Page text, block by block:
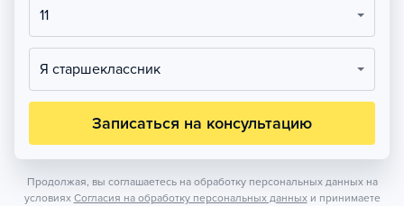
11
Я старшеклассник
Записаться на консультацию
Продолжая, вы соглашаетесь на обработку персональных данных на
условиях Согласия на обработку персональных данных и принимаете